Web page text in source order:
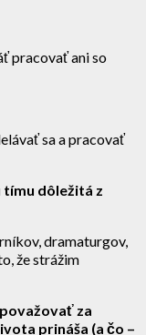
pracovať ani so
sa a pracovať
dôležitá z
dramaturgov,
že strážim
za
prináša (a čo –